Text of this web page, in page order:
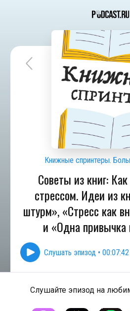
Книжные спринтеры.
Советы из книг:
стрессом. Идеи из
штурм», «Стресс как
и «Одна
Слушать эпизод • 00:07:42
Слушайте эпизод на